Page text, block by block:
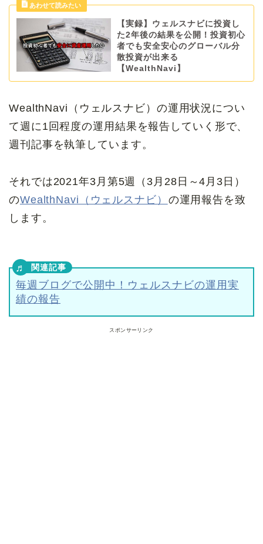
【実録】ウェルスナビに投資し
た2年後の結果を公開！投資初心
者でも安全安心のグローバル分
散投資が出来る
【WealthNavi】
WealthNavi（ウェルスナビ）の運用状況につい
て週に1回程度の運用結果を報告していく形で、
週刊記事を執筆しています。
それでは2021年3月第5週（3月28日～4月3日）
のWealthNavi（ウェルスナビ） の運用報告を致
します。
毎週ブログで公開中！ウェルスナビの運用実
績の報告
スポンサーリンク